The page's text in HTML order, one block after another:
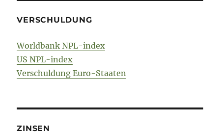
VERSCHULDUNG
Worldbank NPL-index
US NPL-index
Verschuldung Euro-Staaten
ZINSEN